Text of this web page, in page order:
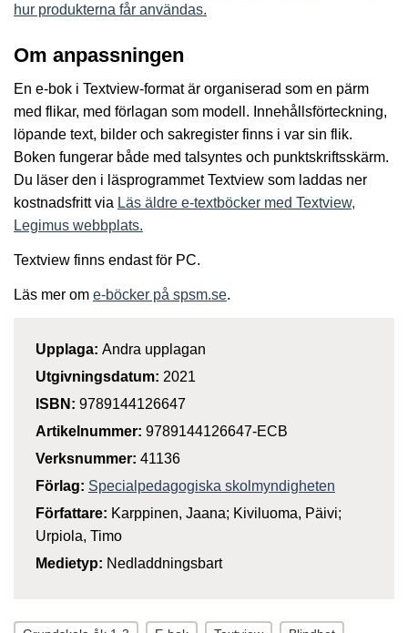
hur produkterna får användas.
Om anpassningen
En e-bok i Textview-format är organiserad som en pärm
med flikar, med förlagan som modell. Innehållsförteckning,
löpande text, bilder och sakregister finns i var sin flik.
Boken fungerar både med talsyntes och punktskriftsskärm.
Du läser den i läsprogrammet Textview som laddas ner
kostnadsfritt via Läs äldre e-textböcker med Textview,
Legimus webbplats.
Textview finns endast för PC.
Läs mer om e-böcker på spsm.se.
Upplaga: Andra upplagan
Utgivningsdatum: 2021
ISBN: 9789144126647
Artikelnummer: 9789144126647-ECB
Verksnummer: 41136
Förlag: Specialpedagogiska skolmyndigheten
Författare: Karppinen, Jaana; Kiviluoma, Päivi;
Urpiola, Timo
Medietyp: Nedladdningsbart